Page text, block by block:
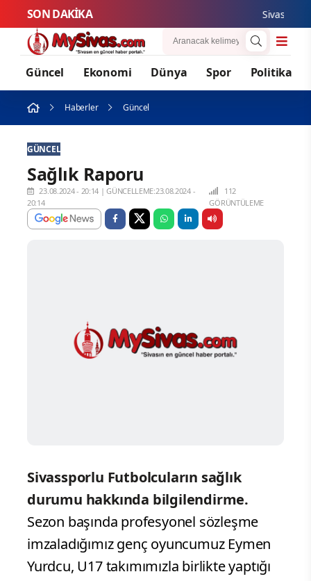
SON DAKİKA Sivas
Güncel Ekonomi Dünya Spor Politika
Haberler Güncel
GÜNCEL
Sağlık Raporu
23.08.2024 - 20:14 |GÜNCELLEME:23.08.2024 -
20:14
112
GÖRÜNTÜLEME
Sivassporlu Futbolcuların sağlık
durumu hakkında bilgilendirme.
Sezon başında profesyonel sözleşme
imzaladığımız genç oyuncumuz Eymen
Yurdcu, U17 takımımızla birlikte yaptığı